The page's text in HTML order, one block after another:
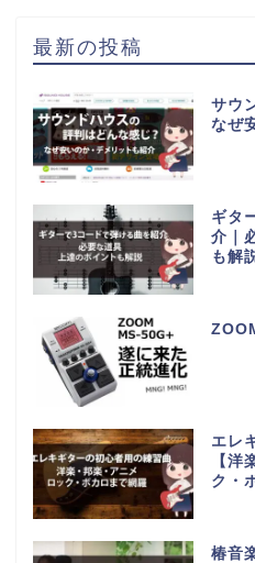
最新の投稿
サウ
なぜ
ギタ
介｜
も解
エレ
【洋
ク・
椿音